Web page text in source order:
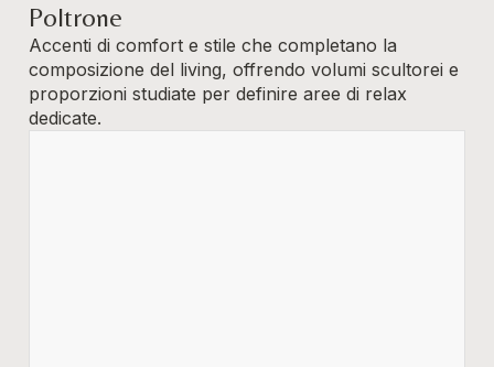
Poltrone
Accenti di comfort e stile che completano la
composizione del living, offrendo volumi scultorei e
proporzioni studiate per definire aree di relax
dedicate.